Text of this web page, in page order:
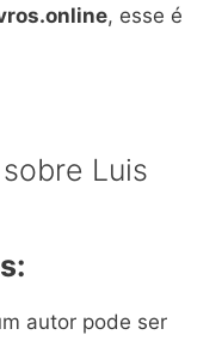
, esse é
Luis
autor pode ser